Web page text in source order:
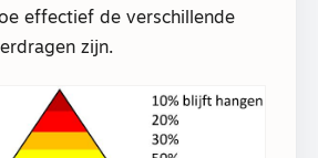
effectief de verschillende
zijn.